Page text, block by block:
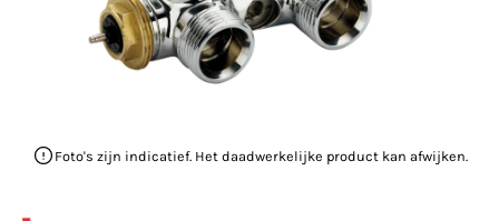
Foto's zijn indicatief. Het daadwerkelijke product kan afwijken.